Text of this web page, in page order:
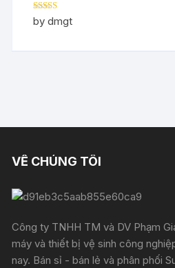
Rated5out
of 5
by dmgt
VỀ CHÚNG TÔI
Công ty TNHH TM và DV Phạm
máy và thiết bị vệ sinh công
nay. Bán sỉ - bán lẻ và phân phối